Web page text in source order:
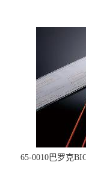
65-0010巴罗克